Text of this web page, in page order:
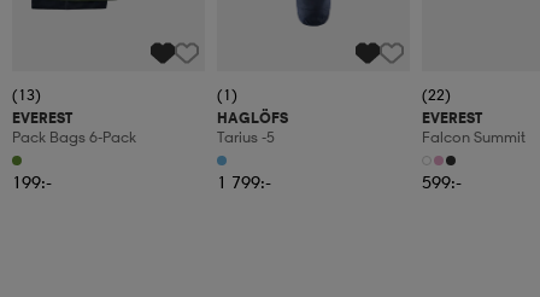
(13)
EVEREST
Pack Bags 6-Pack
199:-
(1)
HAGLÖFS
Tarius -5
1 799:-
(22)
EVEREST
Falcon Summit
599:-